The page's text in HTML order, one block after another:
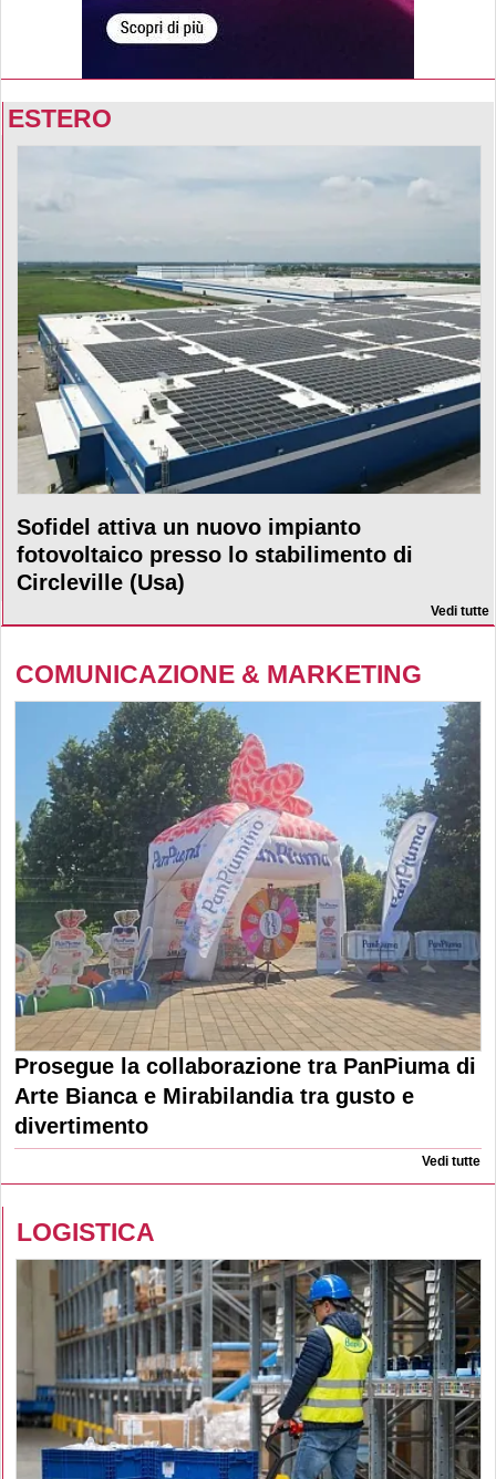
ESTERO
Sofidel attiva un nuovo impianto
fotovoltaico presso lo stabilimento di
Circleville (Usa)
Vedi tutte
COMUNICAZIONE & MARKETING
Prosegue la collaborazione tra PanPiuma di
Arte Bianca e Mirabilandia tra gusto e
divertimento
Vedi tutte
LOGISTICA